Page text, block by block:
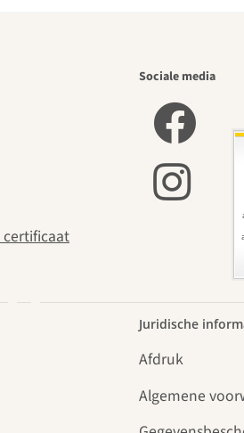
Sociale media
Juridische
Afdruk
Algemene